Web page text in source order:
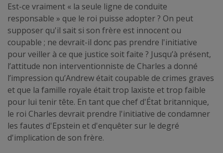
Est-ce vraiment « la seule ligne de conduite
responsable » que le roi puisse adopter ? On peut
supposer qu'il sait si son frère est innocent ou
coupable ; ne devrait-il donc pas prendre l'initiative
pour veiller à ce que justice soit faite ? Jusqu’à présent,
l’attitude non interventionniste de Charles a donné
l’impression qu’Andrew était coupable de crimes graves
et que la famille royale était trop laxiste et trop faible
pour lui tenir tête. En tant que chef d'État britannique,
le roi Charles devrait prendre l'initiative de condamner
les fautes d'Epstein et d'enquêter sur le degré
d'implication de son frère.